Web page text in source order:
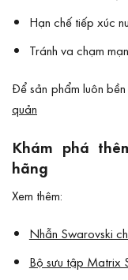
Hạn chế tiếp xúc
Tránh va chạm
Để sản phẩm luôn
quản
Khám phá
hãng
Xem thêm:
Nhẫn Swarovski
Bộ sưu tập Matrix